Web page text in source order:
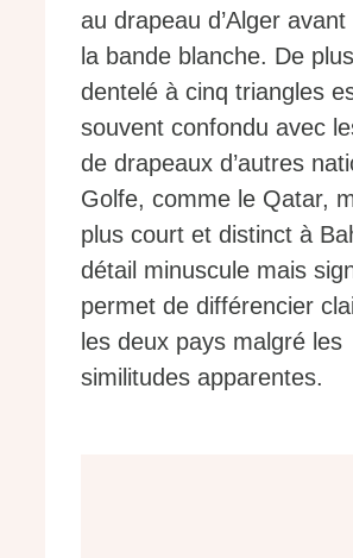
au drapeau d’Alger avant
la bande blanche. De
dentelé à cinq triangles
souvent confondu avec
de drapeaux d’autres
Golfe, comme le Qatar,
plus court et distinct à
détail minuscule mais
permet de différencier
les deux pays malgré les
similitudes apparentes.